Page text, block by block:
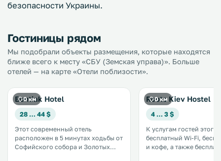
безопасности Украины.
Гостиницы рядом
Мы подобрали объекты размещения, которые находятся
ближе всего к месту «СБУ (Земская управа)». Больше
отелей — на карте «Отели поблизости».
0 км
Bontiak Hotel
28 … 44 $
Этот современный отель
расположен в 5 минутах ходьбы от
Софийского собора и Золотых
0 км
Roots Kiev Hostel
4 … 3 $
К услугам гостей этого
бесплатный Wi-Fi,
и кофе, а также